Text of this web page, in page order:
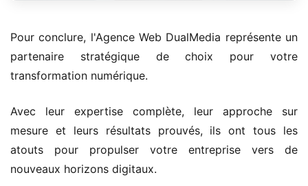
Pour conclure, l'Agence Web DualMedia représente un
partenaire stratégique de choix pour votre
transformation numérique.
Avec leur expertise complète, leur approche sur
mesure et leurs résultats prouvés, ils ont tous les
atouts pour propulser votre entreprise vers de
nouveaux horizons digitaux.